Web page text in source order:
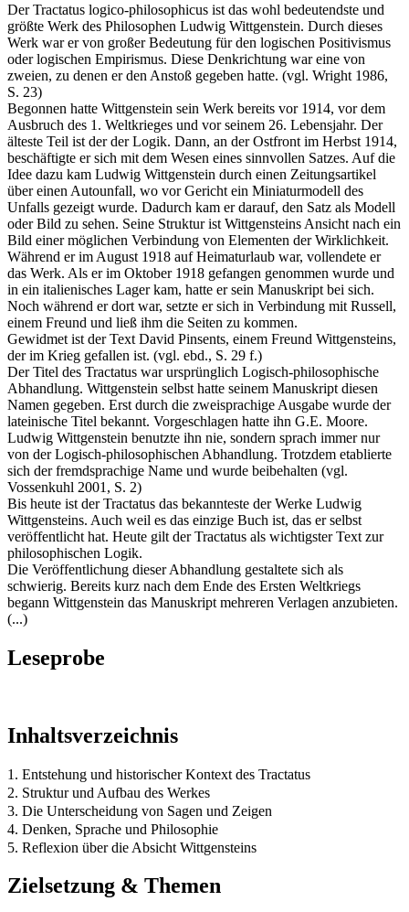
Der Tractatus logico-philosophicus ist das wohl bedeutendste und
größte Werk des Philosophen Ludwig Wittgenstein. Durch dieses
Werk war er von großer Bedeutung für den logischen Positivismus
oder logischen Empirismus. Diese Denkrichtung war eine von
zweien, zu denen er den Anstoß gegeben hatte. (vgl. Wright 1986,
S. 23)
Begonnen hatte Wittgenstein sein Werk bereits vor 1914, vor dem
Ausbruch des 1. Weltkrieges und vor seinem 26. Lebensjahr. Der
älteste Teil ist der der Logik. Dann, an der Ostfront im Herbst 1914,
beschäftigte er sich mit dem Wesen eines sinnvollen Satzes. Auf die
Idee dazu kam Ludwig Wittgenstein durch einen Zeitungsartikel
über einen Autounfall, wo vor Gericht ein Miniaturmodell des
Unfalls gezeigt wurde. Dadurch kam er darauf, den Satz als Modell
oder Bild zu sehen. Seine Struktur ist Wittgensteins Ansicht nach ein
Bild einer möglichen Verbindung von Elementen der Wirklichkeit.
Während er im August 1918 auf Heimaturlaub war, vollendete er
das Werk. Als er im Oktober 1918 gefangen genommen wurde und
in ein italienisches Lager kam, hatte er sein Manuskript bei sich.
Noch während er dort war, setzte er sich in Verbindung mit Russell,
einem Freund und ließ ihm die Seiten zu kommen.
Gewidmet ist der Text David Pinsents, einem Freund Wittgensteins,
der im Krieg gefallen ist. (vgl. ebd., S. 29 f.)
Der Titel des Tractatus war ursprünglich Logisch-philosophische
Abhandlung. Wittgenstein selbst hatte seinem Manuskript diesen
Namen gegeben. Erst durch die zweisprachige Ausgabe wurde der
lateinische Titel bekannt. Vorgeschlagen hatte ihn G.E. Moore.
Ludwig Wittgenstein benutzte ihn nie, sondern sprach immer nur
von der Logisch-philosophischen Abhandlung. Trotzdem etablierte
sich der fremdsprachige Name und wurde beibehalten (vgl.
Vossenkuhl 2001, S. 2)
Bis heute ist der Tractatus das bekannteste der Werke Ludwig
Wittgensteins. Auch weil es das einzige Buch ist, das er selbst
veröffentlicht hat. Heute gilt der Tractatus als wichtigster Text zur
philosophischen Logik.
Die Veröffentlichung dieser Abhandlung gestaltete sich als
schwierig. Bereits kurz nach dem Ende des Ersten Weltkriegs
begann Wittgenstein das Manuskript mehreren Verlagen anzubieten.
(...)
Leseprobe
Inhaltsverzeichnis
1. Entstehung und historischer Kontext des Tractatus
2. Struktur und Aufbau des Werkes
3. Die Unterscheidung von Sagen und Zeigen
4. Denken, Sprache und Philosophie
5. Reflexion über die Absicht Wittgensteins
Zielsetzung & Themen